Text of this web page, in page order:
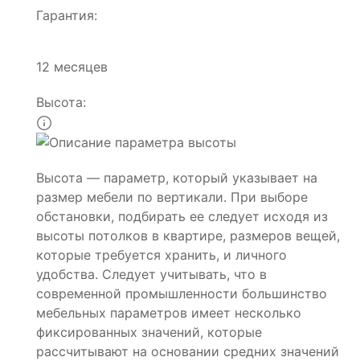
Гарантия:
12 месяцев
Высота:
Высота — параметр, который указывает на
размер мебели по вертикали. При выборе
обстановки, подбирать ее следует исходя из
высоты потолков в квартире, размеров вещей,
которые требуется хранить, и личного
удобства. Следует учитывать, что в
современной промышленности большинство
мебельных параметров имеет несколько
фиксированных значений, которые
рассчитывают на основании средних значений